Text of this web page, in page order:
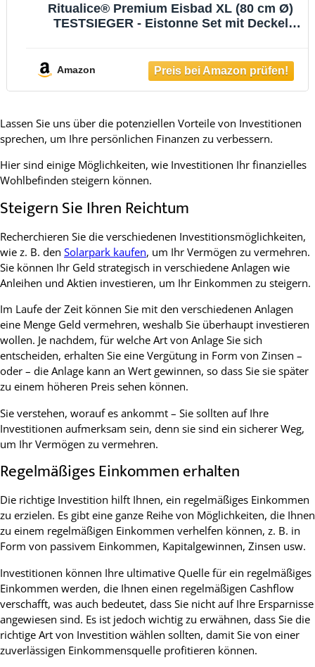
Ritualice® Premium Eisbad XL (80 cm Ø)
TESTSIEGER - Eistonne Set mit Deckel
mit 5-Facher Isolierung
Amazon
Lassen Sie uns über die potenziellen Vorteile von Investitionen
sprechen, um Ihre persönlichen Finanzen zu verbessern.
Hier sind einige Möglichkeiten, wie Investitionen Ihr finanzielles
Wohlbefinden steigern können.
Steigern Sie Ihren Reichtum
Recherchieren Sie die verschiedenen Investitionsmöglichkeiten,
wie z. B. den Solarpark kaufen, um Ihr Vermögen zu vermehren.
Sie können Ihr Geld strategisch in verschiedene Anlagen wie
Anleihen und Aktien investieren, um Ihr Einkommen zu steigern.
Im Laufe der Zeit können Sie mit den verschiedenen Anlagen
eine Menge Geld vermehren, weshalb Sie überhaupt investieren
wollen. Je nachdem, für welche Art von Anlage Sie sich
entscheiden, erhalten Sie eine Vergütung in Form von Zinsen –
oder – die Anlage kann an Wert gewinnen, so dass Sie sie später
zu einem höheren Preis sehen können.
Sie verstehen, worauf es ankommt – Sie sollten auf Ihre
Investitionen aufmerksam sein, denn sie sind ein sicherer Weg,
um Ihr Vermögen zu vermehren.
Regelmäßiges Einkommen erhalten
Die richtige Investition hilft Ihnen, ein regelmäßiges Einkommen
zu erzielen. Es gibt eine ganze Reihe von Möglichkeiten, die Ihnen
zu einem regelmäßigen Einkommen verhelfen können, z. B. in
Form von passivem Einkommen, Kapitalgewinnen, Zinsen usw.
Investitionen können Ihre ultimative Quelle für ein regelmäßiges
Einkommen werden, die Ihnen einen regelmäßigen Cashflow
verschafft, was auch bedeutet, dass Sie nicht auf Ihre Ersparnisse
angewiesen sind. Es ist jedoch wichtig zu erwähnen, dass Sie die
richtige Art von Investition wählen sollten, damit Sie von einer
zuverlässigen Einkommensquelle profitieren können.